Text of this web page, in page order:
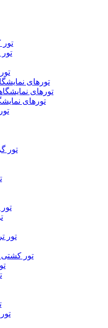
تور
تورهای
تورهای
تورهای
تور
تور
تور کشتی